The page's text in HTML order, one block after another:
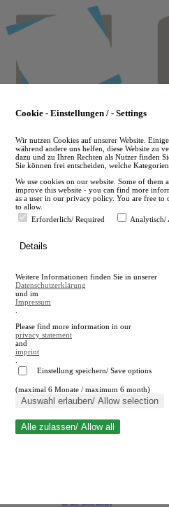
to
main
en
A
A
Suche schließen
Cookie - Einstellungen / - Settings
Wir nutzen Cookies auf unserer Website.
während andere uns helfen, diese Website zu
dazu und zu Ihren Rechten als Nutzer finden
Sie können frei entscheiden, welche Kategorien
We use cookies on our website. Some of them
improve this website - you can find more
as a user in our privacy policy. You are free to
to allow.
Erforderlich/ Required
Analytisch/
Details
Weitere Informationen finden Sie in unserer
Datenschutzerklärung
und im
Impressum
Please find more information in our
privacy statement
and
imprint
Einstellung speichern/ Save options
(maximal 6 Monate / maximum 6 month)
Auswahl erlauben/ Allow selection
Alle zulassen/ Allow all